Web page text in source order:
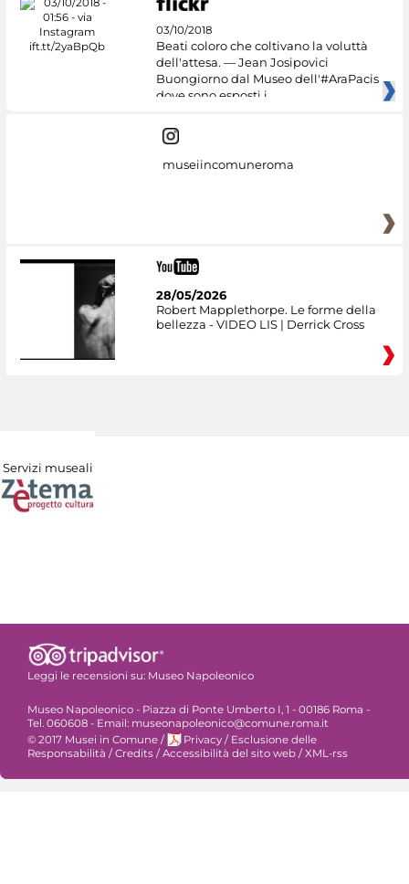
03/10/2018
Beati coloro che coltivano la voluttà
dell'attesa. — Jean Josipovici
Buongiorno dal Museo dell'#AraPacis
dove sono esposti i
museiincomuneroma
28/05/2026
Robert Mapplethorpe. Le forme della
bellezza - VIDEO LIS | Derrick Cross
Servizi museali
Leggi le recensioni su: Museo Napoleonico
Museo Napoleonico - Piazza di Ponte Umberto I, 1 - 00186 Roma -
Tel. 060608 - Email: museonapoleonico@comune.roma.it
© 2017 Musei in Comune / Privacy / Esclusione delle
Responsabilità / Credits / Accessibilità del sito web / XML-rss